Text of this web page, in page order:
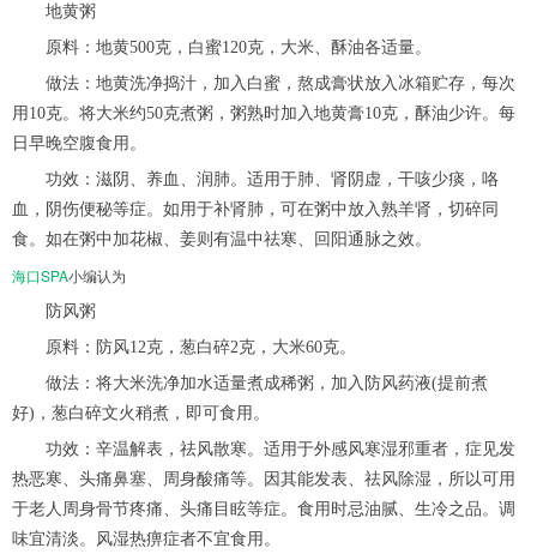
地黄粥
原料：地黄500克，白蜜120克，大米、酥油各适量。
做法：地黄洗净捣汁，加入白蜜，熬成膏状放入冰箱贮存，每次
用10克。将大米约50克煮粥，粥熟时加入地黄膏10克，酥油少许。每
日早晚空腹食用。
功效：滋阴、养血、润肺。适用于肺、肾阴虚，干咳少痰，咯
血，阴伤便秘等症。如用于补肾肺，可在粥中放入熟羊肾，切碎同
食。如在粥中加花椒、姜则有温中祛寒、回阳通脉之效。
海口SPA小编认为
防风粥
原料：防风12克，葱白碎2克，大米60克。
做法：将大米洗净加水适量煮成稀粥，加入防风药液(提前煮
好)，葱白碎文火稍煮，即可食用。
功效：辛温解表，祛风散寒。适用于外感风寒湿邪重者，症见发
热恶寒、头痛鼻塞、周身酸痛等。因其能发表、祛风除湿，所以可用
于老人周身骨节疼痛、头痛目眩等症。食用时忌油腻、生冷之品。调
味宜清淡。风湿热痹症者不宜食用。